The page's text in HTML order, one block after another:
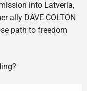
into Latveria,
ally DAVE COLTON
path to freedom